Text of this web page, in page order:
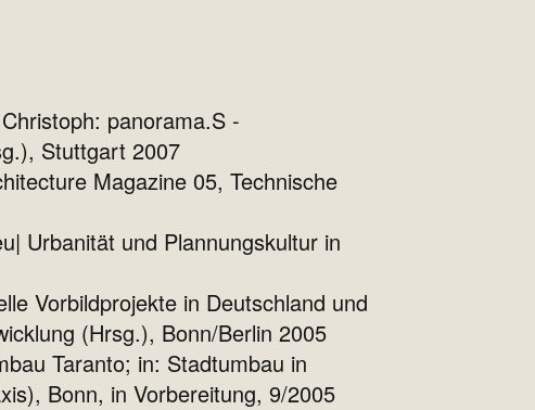
panorama.S -
Stuttgart 2007
Magazine 05, Technische
Urbanität und Plannungskultur in
Vorbildprojekte in Deutschland und
(Hrsg.), Bonn/Berlin 2005
Taranto; in: Stadtumbau in
Bonn, in Vorbereitung, 9/2005